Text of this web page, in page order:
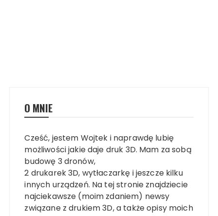
O MNIE
Cześć, jestem Wojtek i naprawdę lubię
możliwości jakie daje druk 3D. Mam za sobą
budowę 3 dronów,
2 drukarek 3D, wytłaczarkę i jeszcze kilku
innych urządzeń. Na tej stronie znajdziecie
najciekawsze (moim zdaniem) newsy
związane z drukiem 3D, a także opisy moich